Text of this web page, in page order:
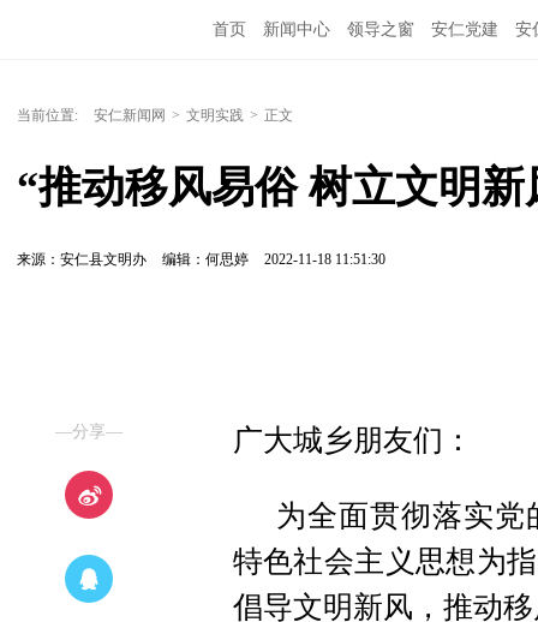
首页 新闻中心 领导之窗 安仁党建 安
当前位置: 安仁新闻网 > 文明实践 > 正文
“推动移风易俗 树立文明新
来源：安仁县文明办 编辑：何思婷 2022-11-18 11:51:30
—分享— 广大城乡朋友们：
为全面贯彻落实
特色社会主义思想为
倡导文明新风，推动